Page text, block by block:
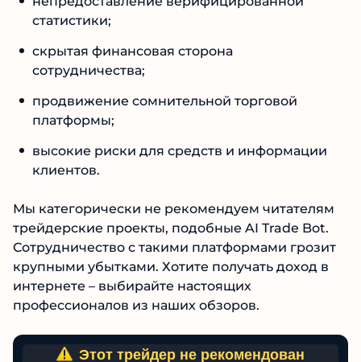
статистики;
сотрудничества;
платформы;
клиентов.
трейдерские проекты, подобные AI Trade Bot.
Сотрудничество с такими платформами
грозит крупными убытками. Хотите получать
доход в интернете – выбирайте настоящих
профессионалов из наших обзоров.
Этот трейдер не рекомендован